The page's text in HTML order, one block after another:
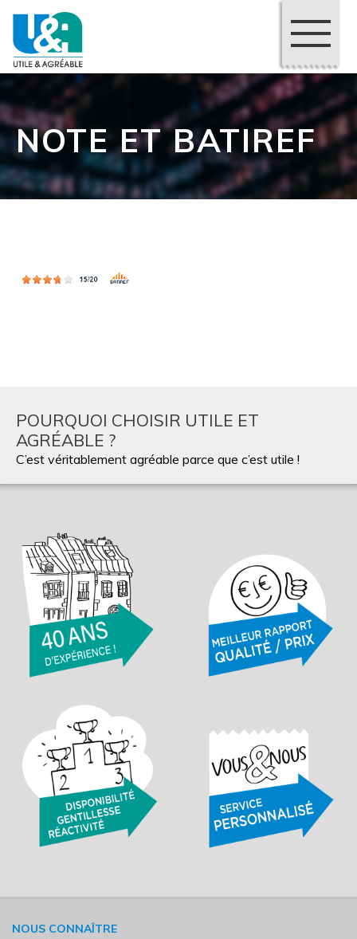
NOTE ET BATIREF
POURQUOI CHOISIR UTILE ET
AGRÉABLE ?
C’est véritablement agréable parce que c’est utile !
NOUS CONNAÎTRE